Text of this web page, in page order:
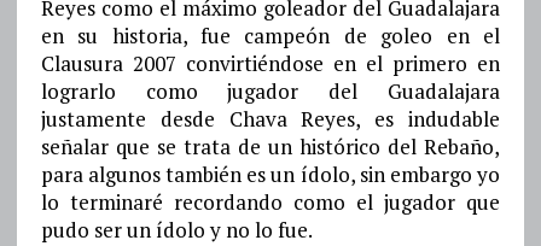
Reyes como el máximo goleador del Guadalajara
en su historia, fue campeón de goleo en el
Clausura 2007 convirtiéndose en el primero en
lograrlo como jugador del Guadalajara
justamente desde Chava Reyes, es indudable
señalar que se trata de un histórico del Rebaño,
para algunos también es un ídolo, sin embargo yo
lo terminaré recordando como el jugador que
pudo ser un ídolo y no lo fue.